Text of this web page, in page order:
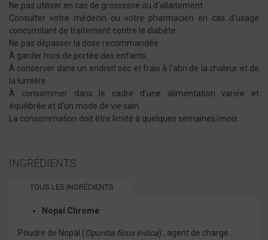
Ne pas utiliser en cas de grossesse ou d'allaitement.
Consulter votre médecin ou votre pharmacien en cas d'usage
concomitant de traitement contre le diabète.
Ne pas dépasser la dose recommandée.
À garder hors de portée des enfants.
À conserver dans un endroit sec et frais à l'abri de la chaleur et de
la lumière.
À consommer dans le cadre d'une alimentation variée et
équilibrée et d'un mode de vie sain.
La consommation doit être limité à quelques semaines/mois.
INGRÉDIENTS
TOUS LES INGRÉDIENTS
Nopal Chrome
Poudre de Nopal (Opuntia ficus indica) ; agent de charge :